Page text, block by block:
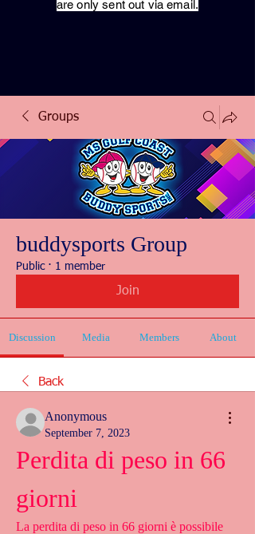
are only sent out via email.
Groups
buddysports Group
Public · 1 member
Join
Discussion Media Members About
Back
Anonymous
September 7, 2023
Perdita di peso in 66
giorni
La perdita di peso in 66 giorni è possibile